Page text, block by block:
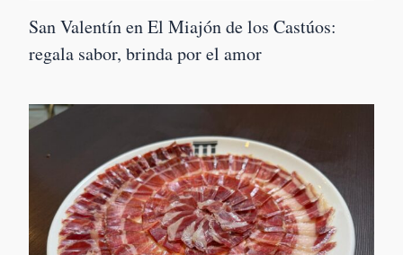
San Valentín en El Miajón de los Castúos:
regala sabor, brinda por el amor